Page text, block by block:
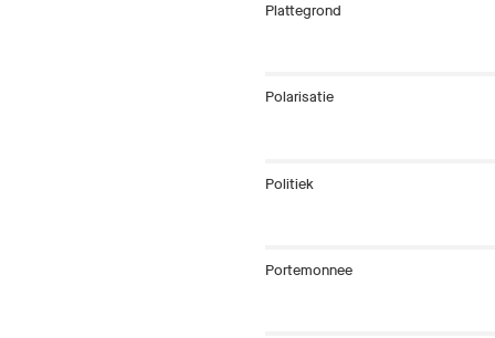
Plattegrond
Polarisatie
Politiek
Portemonnee